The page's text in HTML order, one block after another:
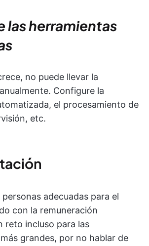
las herramientas
no puede llevar la
Configure la
el procesamiento de
etc.
adecuadas para el
con la remuneración
reto incluso para las
grandes, por no hablar de